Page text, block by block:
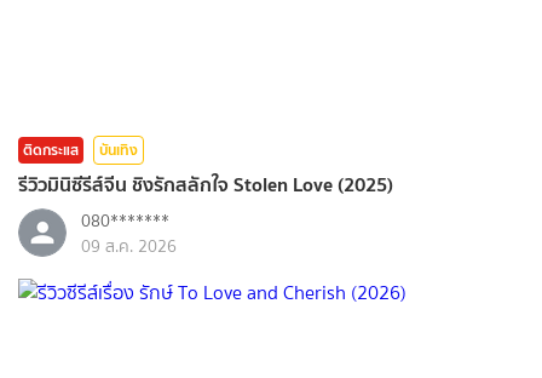
ติดกระแส บันเทิง
รีวิวมินิซีรีส์จีน ชิงรักสลักใจ Stolen Love (2025)
080*******
09 ส.ค. 2026